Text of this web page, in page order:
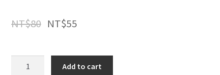
NT$80 NT$55
Add to cart